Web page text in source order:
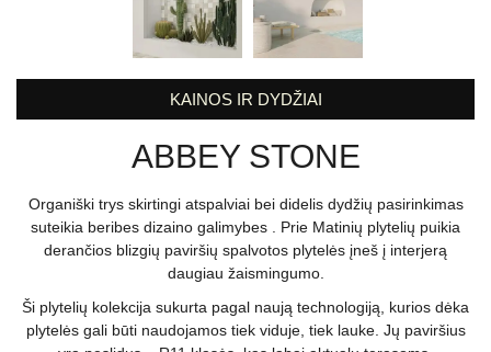
KAINOS IR DYDŽIAI
ABBEY STONE
Organiški trys skirtingi atspalviai bei didelis dydžių pasirinkimas
suteikia beribes dizaino galimybes . Prie Matinių plytelių puikia
derančios blizgių paviršių spalvotos plytelės įneš į interjerą
daugiau žaismingumo.
Ši plytelių kolekcija sukurta pagal naują technologiją, kurios dėka
plytelės gali būti naudojamos tiek viduje, tiek lauke. Jų paviršius